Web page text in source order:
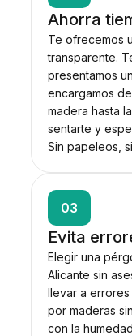
Ahorra
Te ofrecemos
transparente.
presentamos
encargamos
madera hasta
sentarte y
Sin papeleos,
03
Evita
Elegir una
Alicante sin
llevar a
por maderas
con la